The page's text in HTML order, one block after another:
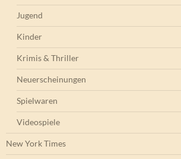
Jugend
Kinder
Krimis & Thriller
Neuerscheinungen
Spielwaren
Videospiele
New York Times